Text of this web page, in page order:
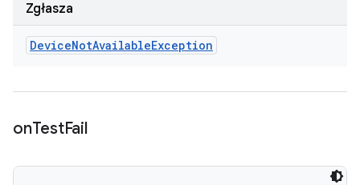
Zgłasza
DeviceNotAvailableException
onTestFail